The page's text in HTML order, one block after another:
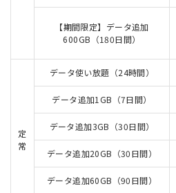
【期間限定】データ追加
600GB（180日間）
定
常
データ使い放題（24時間）
データ追加1GB（7日間）
データ追加3GB（30日間）
データ追加20GB（30日間）
データ追加60GB（90日間）